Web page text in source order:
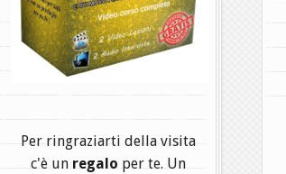
Per ringraziarti della visita
c'è un regalo per te. Un